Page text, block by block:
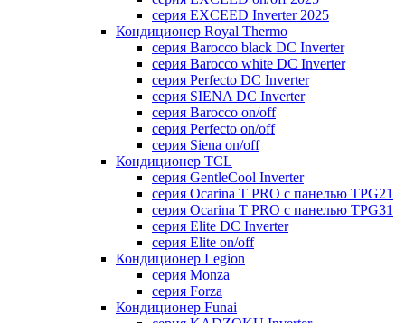
серия EXCEED Inverter 2025
Кондиционер Royal Thermo
серия Barocco black DC Inverter
серия Barocco white DC Inverter
серия Perfecto DC Inverter
серия SIENA DC Inverter
серия Barocco on/off
серия Perfecto on/off
серия Siena on/off
Кондиционер TCL
серия GentleCool Inverter
серия Ocarina T PRO c панелью TPG21
серия Ocarina T PRO c панелью TPG31
серия Elite DC Inverter
серия Elite on/off
Кондиционер Legion
серия Monza
серия Forza
Кондиционер Funai